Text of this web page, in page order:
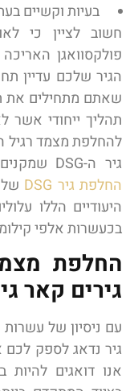
בעיות וקשיים
חשוב לציין כי
פולקסוואגן
הגיר שלכם עדיין
שאתם מתחילים את
תהליך ייחודי אשר
להחלפת מצמד רגיל
גיר ה-DSG
החלפת גיר DSG
היעודיים הללו
בכעשרות אלפי
גירים קאר
עם ניסיון של
גיר נדאג לספק לכם
אנו דואגים להיות